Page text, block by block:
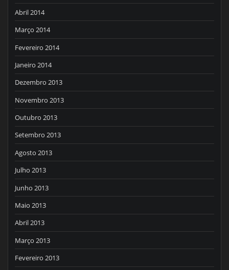
Abril 2014
Março 2014
Fevereiro 2014
Janeiro 2014
Dezembro 2013
Novembro 2013
Outubro 2013
Setembro 2013
Agosto 2013
Julho 2013
Junho 2013
Maio 2013
Abril 2013
Março 2013
Fevereiro 2013